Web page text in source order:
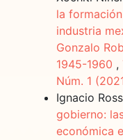
la
industria
Gonzalo
1945-1960 ,
Núm. 1
Ignacio
gobierno:
económica